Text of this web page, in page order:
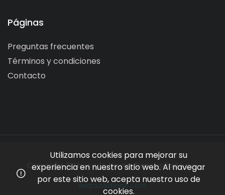
Páginas
Preguntas frecuentes
Términos y condiciones
Contacto
Copyright © Mercado Negro. Desarrollado por
iwarsolutions.com
Utilizamos cookies para mejorar su
experiencia en nuestro sitio web. Al navegar
por este sitio web, acepta nuestro uso de
cookies.